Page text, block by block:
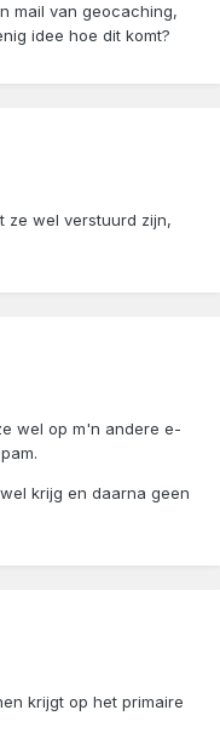
mail van geocaching,
idee hoe dit komt?
ze wel verstuurd zijn,
wel op m'n andere e-
krijg en daarna geen
krijgt op het primaire